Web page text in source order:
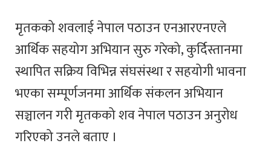
मृतकको शवलाई नेपाल पठाउन एनआरएनएले
आर्थिक सहयोग अभियान सुरु गरेको, कुर्दिस्तानमा
स्थापित सक्रिय विभिन्न संघसंस्था र सहयोगी भावना
भएका सम्पूर्णजनमा आर्थिक संकलन अभियान
सञ्चालन गरी मृतकको शव नेपाल पठाउन अनुरोध
गरिएको उनले बताए ।